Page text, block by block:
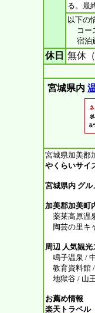
る。最
以下の
コー
宿泊
休日 無休
宮城県内
宮城県加美郡
やくらいサイ
宮城県内 グル
加美郡加美町
薬莱高原温
陶芸の里キ
周辺 人気観
鳴子温泉 /
教育資料館 /
地獄谷 / 山
お薦め情報
楽天トラベル